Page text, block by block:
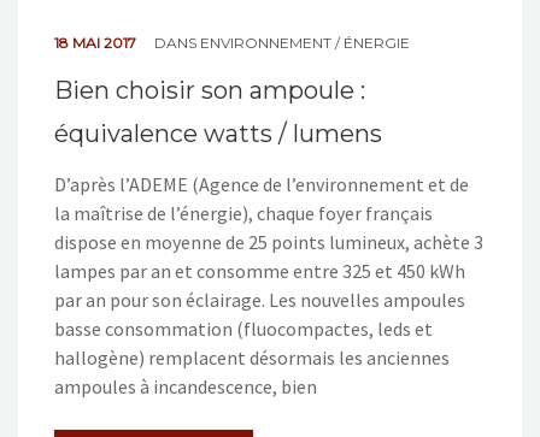
18 MAI 2017 DANS ENVIRONNEMENT / ÉNERGIE
Bien choisir son ampoule :
équivalence watts / lumens
D’après l’ADEME (Agence de l’environnement et de
la maîtrise de l’énergie), chaque foyer français
dispose en moyenne de 25 points lumineux, achète 3
lampes par an et consomme entre 325 et 450 kWh
par an pour son éclairage. Les nouvelles ampoules
basse consommation (fluocompactes, leds et
hallogène) remplacent désormais les anciennes
ampoules à incandescence, bien